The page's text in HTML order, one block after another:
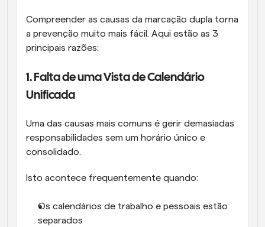
Compreender as causas da marcação dupla torna
a prevenção muito mais fácil. Aqui estão as 3
principais razões:
1. Falta de uma Vista de Calendário
Unificada
Uma das causas mais comuns é gerir demasiadas
responsabilidades sem um horário único e
consolidado.
Isto acontece frequentemente quando:
Os calendários de trabalho e pessoais estão
separados